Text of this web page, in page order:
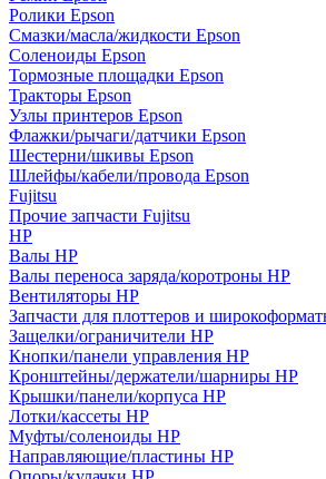
Ролики Epson
Смазки/масла/жидкости Epson
Соленоиды Epson
Тормозные площадки Epson
Тракторы Epson
Узлы принтеров Epson
Флажки/рычаги/датчики Epson
Шестерни/шкивы Epson
Шлейфы/кабели/провода Epson
Fujitsu
Прочие запчасти Fujitsu
HP
Валы HP
Валы переноса заряда/коротроны HP
Вентиляторы HP
Запчасти для плоттеров и
Защелки/ограничители HP
Кнопки/панели управления HP
Кронштейны/держатели/шарниры HP
Крышки/панели/корпуса HP
Лотки/кассеты HP
Муфты/соленоиды HP
Направляющие/пластины HP